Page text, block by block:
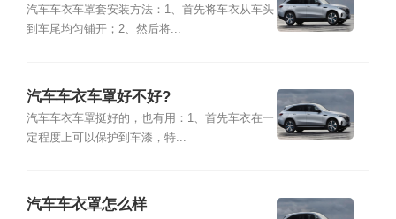
汽车车衣车罩套安装方法：1、首先将车衣从车头
到车尾均匀铺开；2、然后将...
汽车车衣车罩好不好?
汽车车衣车罩挺好的，也有用：1、首先车衣在一
定程度上可以保护到车漆，特...
汽车车衣罩怎么样